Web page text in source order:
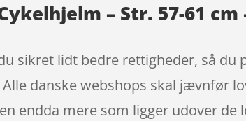
Cykelhjelm – Str. 57-61
sikret lidt bedre rettigheder, så du
danske webshops skal jævnfør
endda mere som ligger udover de